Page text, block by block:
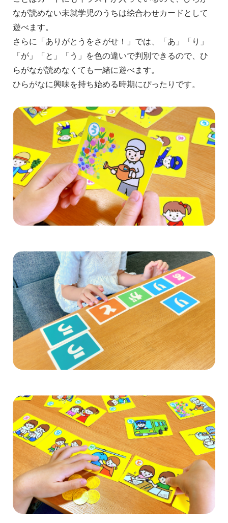
なが読めない未就学児のうちは絵合わせカードとして
遊べます。
さらに「ありがとうをさがせ！」では、「あ」「り」
「が」「と」「う」を色の違いで判別できるので、ひ
らがなが読めなくても一緒に遊べます。
ひらがなに興味を持ち始める時期にぴったりです。